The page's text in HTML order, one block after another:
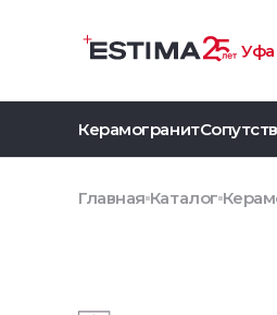
Уфа
Керамогранит
Главная Каталог